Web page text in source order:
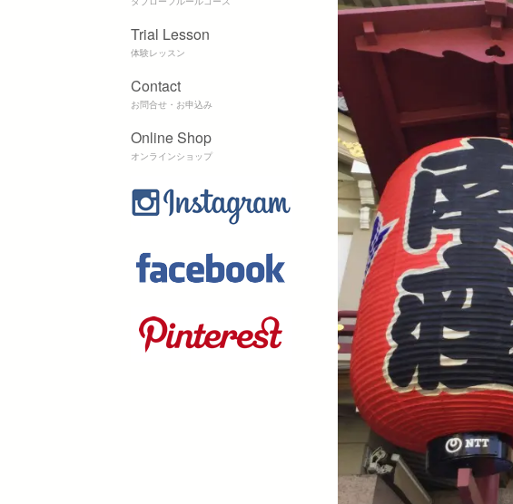
Trial Lesson
体験レッスン
Contact
お問合せ・お申込み
Online Shop
オンラインショップ